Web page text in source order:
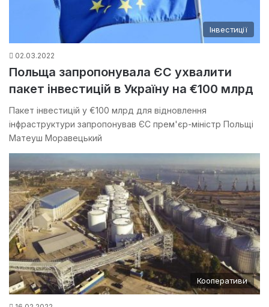
Інвестиції
02.03.2022
Польща запропонувала ЄС ухвалити
пакет інвестицій в Україну на €100 млрд
Пакет інвестицій у €100 млрд для відновлення
інфраструктури запропонував ЄС прем'єр-міністр Польщі
Матеуш Моравецький
Кооперативи